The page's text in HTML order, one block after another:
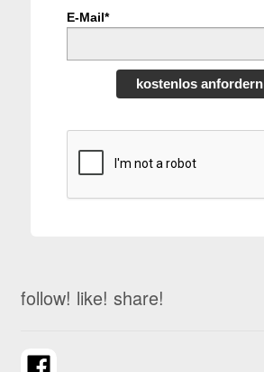
E-Mail*
kostenlos anfordern
follow! like! share!